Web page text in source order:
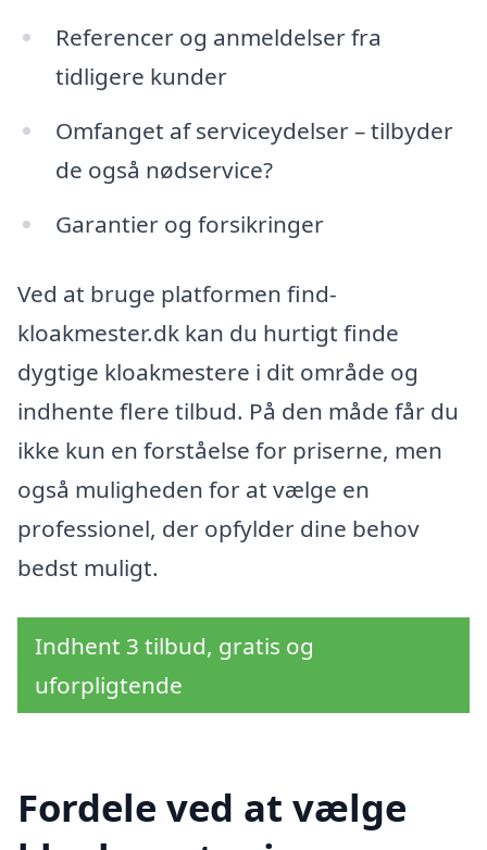
Referencer og anmeldelser fra
tidligere kunder
Omfanget af serviceydelser – tilbyder
de også nødservice?
Garantier og forsikringer
Ved at bruge platformen find-
kloakmester.dk kan du hurtigt finde
dygtige kloakmestere i dit område og
indhente flere tilbud. På den måde får du
ikke kun en forståelse for priserne, men
også muligheden for at vælge en
professionel, der opfylder dine behov
bedst muligt.
Indhent 3 tilbud, gratis og
uforpligtende
Fordele ved at vælge